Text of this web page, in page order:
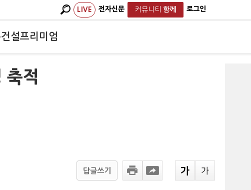
LIVE 전자신문 커뮤니티 함께 로그인
건설프리미엄
축적
답글쓰기